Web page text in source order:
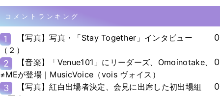
コメントランキング
1
【写真】写真・「Stay Together」インタビュー
（２）
0
2
【音楽】「Venue101」にリーダーズ、Omoinotake、
≠MEが登場｜MusicVoice（vois ヴォイス）
0
3
【写真】紅白出場者決定、会見に出席した初出場組
0